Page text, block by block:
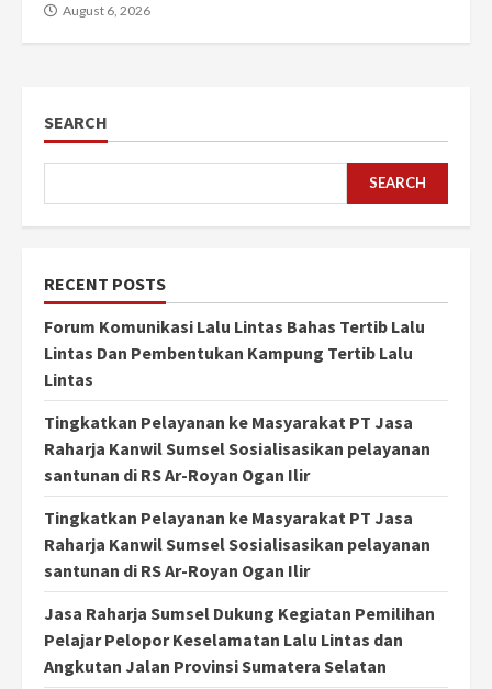
August 6, 2026
SEARCH
SEARCH
RECENT POSTS
Forum Komunikasi Lalu Lintas Bahas Tertib Lalu
Lintas Dan Pembentukan Kampung Tertib Lalu
Lintas
Tingkatkan Pelayanan ke Masyarakat PT Jasa
Raharja Kanwil Sumsel Sosialisasikan pelayanan
santunan di RS Ar-Royan Ogan Ilir
Tingkatkan Pelayanan ke Masyarakat PT Jasa
Raharja Kanwil Sumsel Sosialisasikan pelayanan
santunan di RS Ar-Royan Ogan Ilir
Jasa Raharja Sumsel Dukung Kegiatan Pemilihan
Pelajar Pelopor Keselamatan Lalu Lintas dan
Angkutan Jalan Provinsi Sumatera Selatan